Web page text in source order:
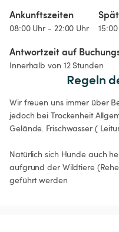
Ankunftszeiten
08:00 Uhr - 22:00 Uhr
Antwortzeit auf
Innerhalb von 12 Stunden
Regeln
Wir freuen uns immer über
jedoch bei Trockenheit
Gelände. Frischwasser (
Natürlich sich Hunde auch
aufgrund der Wildtiere
geführt werden